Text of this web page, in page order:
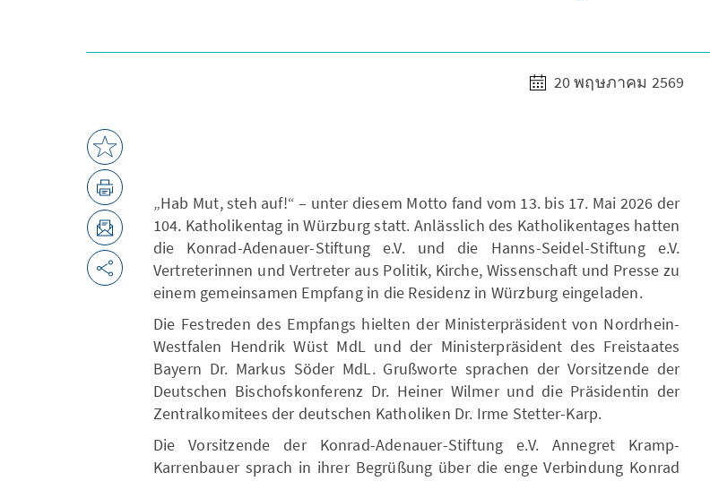
20 พฤษภาคม 2569
„Hab Mut, steh auf!“ – unter diesem Motto fand vom 13. bis 17. Mai 2026 der
104. Katholikentag in Würzburg statt. Anlässlich des Katholikentages hatten
die Konrad-Adenauer-Stiftung e.V. und die Hanns-Seidel-Stiftung e.V.
Vertreterinnen und Vertreter aus Politik, Kirche, Wissenschaft und Presse zu
einem gemeinsamen Empfang in die Residenz in Würzburg eingeladen.
Die Festreden des Empfangs hielten der Ministerpräsident von Nordrhein-
Westfalen Hendrik Wüst MdL und der Ministerpräsident des Freistaates
Bayern Dr. Markus Söder MdL. Grußworte sprachen der Vorsitzende der
Deutschen Bischofskonferenz Dr. Heiner Wilmer und die Präsidentin der
Zentralkomitees der deutschen Katholiken Dr. Irme Stetter-Karp.
Die Vorsitzende der Konrad-Adenauer-Stiftung e.V. Annegret Kramp-
Karrenbauer sprach in ihrer Begrüßung über die enge Verbindung Konrad